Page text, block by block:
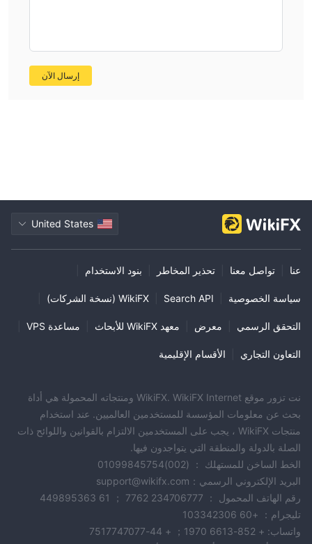
إرسال الآن
United States
عنا تواصل معنا تحذير المخاطر بنود الاستخدام
سياسة الخصوصية Search API WikiFX (نسخة الشركات)
التحقق الرسمي معرض معهد WikiFX للأبحاث مساعدة VPS
التعاون التجاري الأقسام الإقليمية
نت تزور موقع WikiFX. WikiFX Internet ومنتجاته المحمولة هي أداة
بحث عن معلومات المؤسسة للمستخدمين العالميين. عند استخدام
منتجات WikiFX ، يجب على المستخدمين الالتزام بالقوانين واللوائح ذات
الصلة بالدولة والمنطقة التي يتواجدون فيها.
الخط الساخن للمستهلك ： (002)01099845754
البريد الإلكتروني الرسمي：support@wikifx.com
رقم الهاتف المحمول ： 234706777 7762 ； 61 449895363
تليجرام： +60 103342306
واتساب: + 852-6613 1970； + 44-7517747077